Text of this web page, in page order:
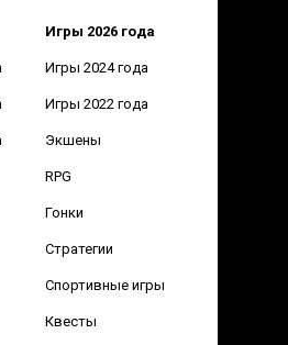
Игры 2026 года
Игры 2024 года
Игры 2022 года
Экшены
RPG
Гонки
Стратегии
Спортивные игры
Квесты